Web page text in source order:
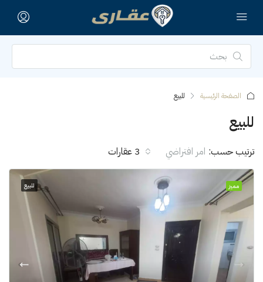
الصفحة الرئيسية للبيع
للبيع
3 عقارات ترتيب حسب: امر افتراضي
مميز للبيع